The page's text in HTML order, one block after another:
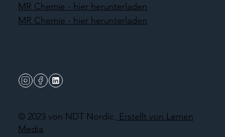
© 2023 von NDT Nordic. Erstellt von Lemen
Media
MR Chemie - hier herunterladen
MR Chemie - hier herunterladen